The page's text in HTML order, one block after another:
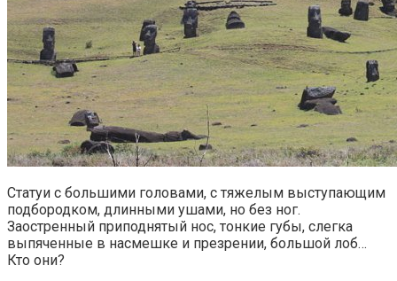
Статуи с большими головами, с тяжелым выступающим
подбородком, длинными ушами, но без ног.
Заостренный приподнятый нос, тонкие губы, слегка
выпяченные в насмешке и презрении, большой лоб…
Кто они?